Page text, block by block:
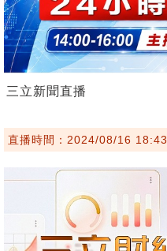
三立新聞直播
直播時間：2024/08/16 18:43